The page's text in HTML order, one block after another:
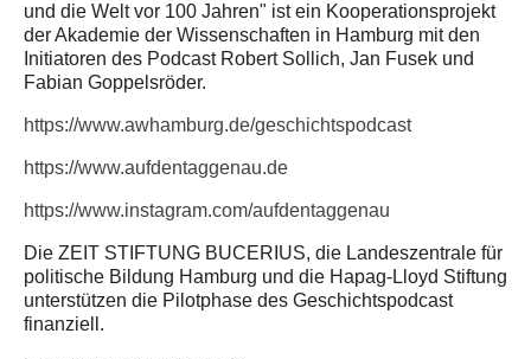
und die Welt vor 100 Jahren" ist ein Kooperationsprojekt
der Akademie der Wissenschaften in Hamburg mit den
Initiatoren des Podcast Robert Sollich, Jan Fusek und
Fabian Goppelsröder.
https://www.awhamburg.de/geschichtspodcast
https://www.aufdentaggenau.de
https://www.instagram.com/aufdentaggenau
Die ZEIT STIFTUNG BUCERIUS, die Landeszentrale für
politische Bildung Hamburg und die Hapag-Lloyd Stiftung
unterstützen die Pilotphase des Geschichtspodcast
finanziell.